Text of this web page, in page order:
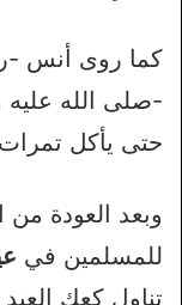
كما روى أنس -
-صلى الله عليه
حتى يأكل تمرات
وبعد العودة من
للمسلمين في
تناول كعك